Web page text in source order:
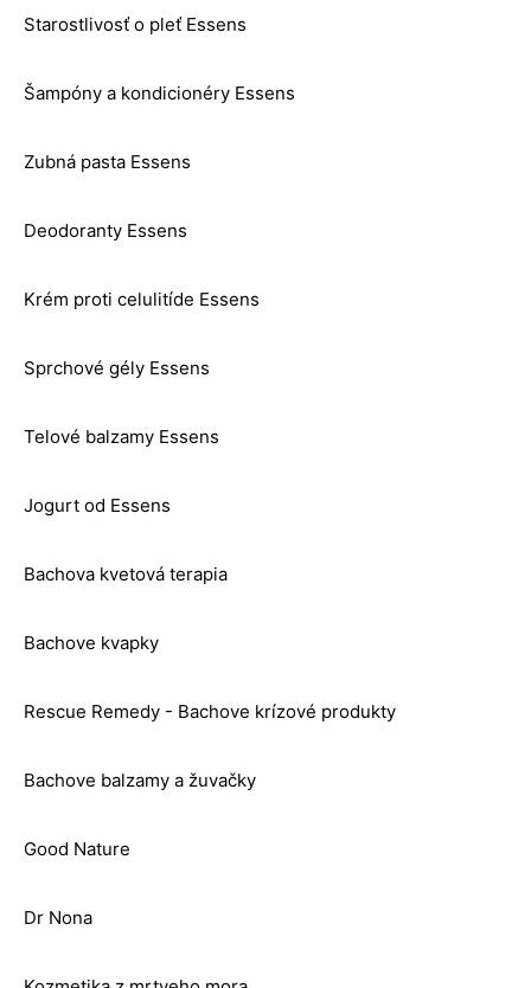
Starostlivosť o pleť Essens
Šampóny a kondicionéry Essens
Zubná pasta Essens
Deodoranty Essens
Krém proti celulitíde Essens
Sprchové gély Essens
Telové balzamy Essens
Jogurt od Essens
Bachova kvetová terapia
Bachove kvapky
Rescue Remedy - Bachove krízové produkty
Bachove balzamy a žuvačky
Good Nature
Dr Nona